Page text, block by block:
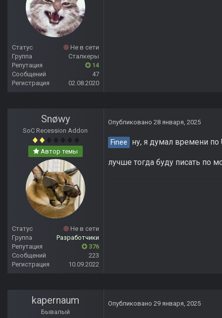
Статус
Не в сети
Группа
Сталкеры
Репутация
14
Сообщений
47
Регистрация
02.08.2020
Snøwy
SoC Recession Addon
Автор темы
Статус
Не в сети
Группа
Разработчики
Репутация
376
Сообщений
223
Регистрация
10.09.2022
Опубликовано 28 января, 2025
Finee ну, я думал времени по
лучше тогда буду писать по
kapernaum
Бывалый
Опубликовано 29 января, 2025